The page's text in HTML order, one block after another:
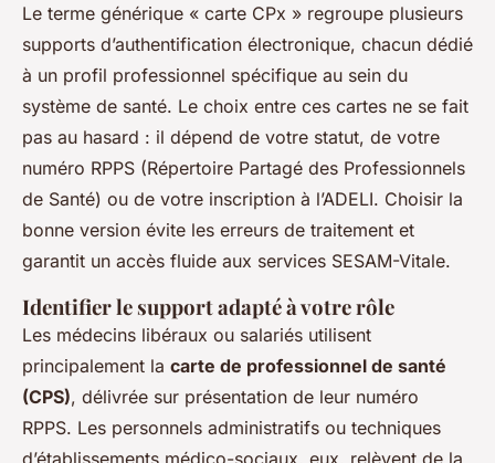
Le terme générique « carte CPx » regroupe plusieurs
supports d’authentification électronique, chacun dédié
à un profil professionnel spécifique au sein du
système de santé. Le choix entre ces cartes ne se fait
pas au hasard : il dépend de votre statut, de votre
numéro RPPS (Répertoire Partagé des Professionnels
de Santé) ou de votre inscription à l’ADELI. Choisir la
bonne version évite les erreurs de traitement et
garantit un accès fluide aux services SESAM-Vitale.
Identifier le support adapté à votre rôle
Les médecins libéraux ou salariés utilisent
principalement la carte de professionnel de santé
(CPS), délivrée sur présentation de leur numéro
RPPS. Les personnels administratifs ou techniques
d’établissements médico-sociaux, eux, relèvent de la